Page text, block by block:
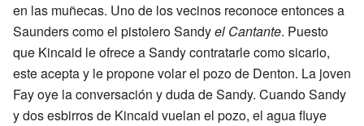
en las muñecas. Uno de los vecinos reconoce entonces a
Saunders como el pistolero Sandyel Cantante. Puesto
que Kincaid le ofrece a Sandy contratarle como sicario,
este acepta y le propone volar el pozo de Denton. La joven
Fay oye la conversación y duda de Sandy. Cuando Sandy
y dos esbirros de Kincaid vuelan el pozo, el agua fluye